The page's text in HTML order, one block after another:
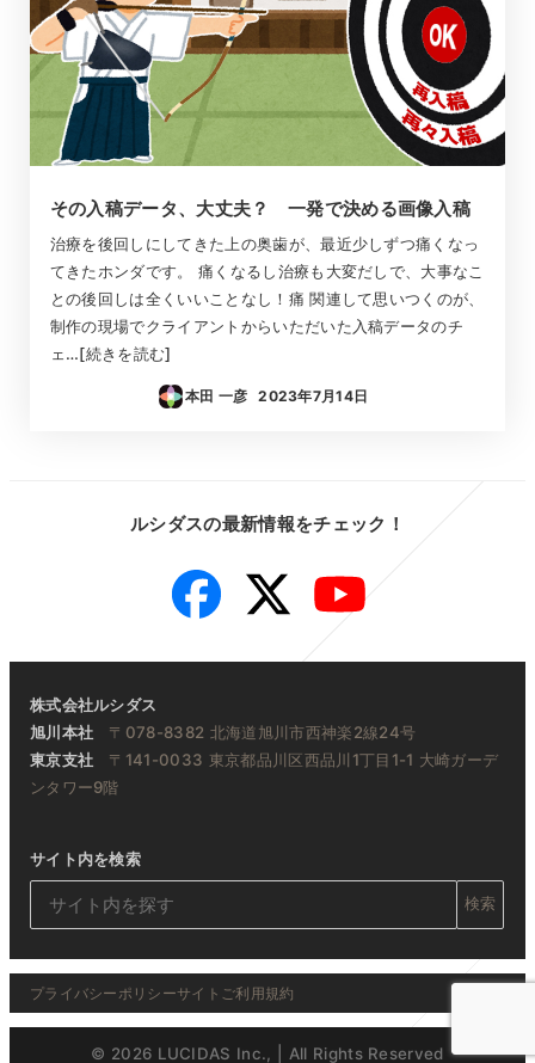
その入稿データ、大丈夫？ 一発で決める画像入稿
治療を後回しにしてきた上の奥歯が、最近少しずつ痛くなっ
てきたホンダです。 痛くなるし治療も大変だしで、大事なこ
との後回しは全くいいことなし！痛 関連して思いつくのが、
制作の現場でクライアントからいただいた入稿データのチ
ェ…[続きを読む]
本田 一彦
投稿日
2023年7月14日
ルシダスの最新情報をチェック！
Facebook Twitter YouTube
株式会社ルシダス
旭川本社 〒078-8382 北海道旭川市西神楽2線24号
東京支社 〒141-0033 東京都品川区西品川1丁目1-1 大崎ガーデ
ンタワー9階
サイト内を検索
検索
プライバシーポリシーサイトご利用規約
© 2026 LUCIDAS Inc., | All Rights Reserved